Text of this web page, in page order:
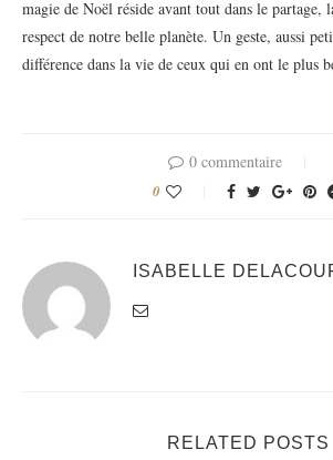
magie de Noël réside avant tout dans le partage,
respect de notre belle planète. Un geste, aussi
différence dans la vie de ceux qui en ont le plus
0 commentaire
0
ISABELLE
RELATED POSTS